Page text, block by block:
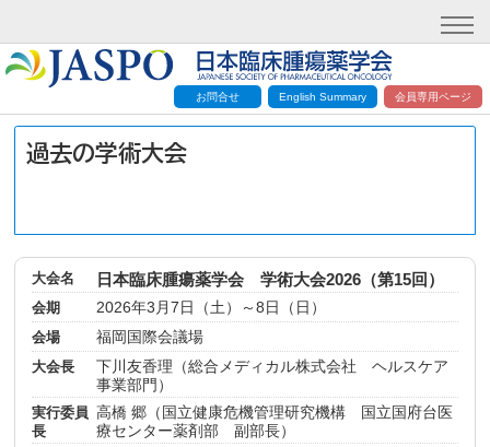
お問合せ English Summary 会員専用ページ
過去の学術大会
大会名 日本臨床腫瘍薬学会 学術大会2026（第15回）
会期
2026年3月7日（土）～8日（日）
会場
福岡国際会議場
大会長
下川友香理（総合メディカル株式会社 ヘルスケア
事業部門）
実行委員
長
高橋 郷（国立健康危機管理研究機構 国立国府台医
療センター薬剤部 副部長）